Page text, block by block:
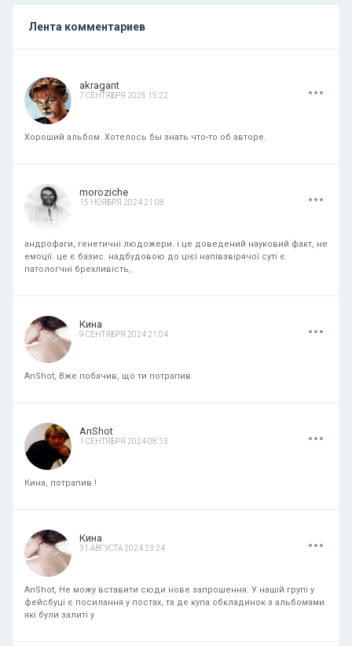
Лента комментариев
akragant
7 СЕНТЯБРЯ 2025 15:22 ...
Хороший альбом. Хотелось бы знать что-то об авторе.
moroziche
15 НОЯБРЯ 2024 21:08 ...
андрофаги, генетичні людожери. і це доведений науковий факт, не
емоції. це є базис. надбудовою до цієї напівзвірячої суті є
патологчні брехливість,
Кина
9 СЕНТЯБРЯ 2024 21:04 ...
AnShot, Вже побачив, що ти потрапив
AnShot
1 СЕНТЯБРЯ 2024 08:13 ...
Кина, потрапив.!
Кина
31 АВГУСТА 2024 23:24 ...
AnShot, Не можу вставити сюди нове запрошення. У нашій групі у
фейсбуці є посилання у постах, та де купа обкладинок з альбомами
які були залиті у